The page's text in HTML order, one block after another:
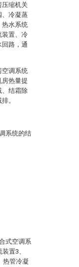
缩机关
、冷凝蒸
热水系统
装置、冷
路，通
空调系统
热量提
、结霜除
。
系统的结
式空调系
置3、
热管冷凝